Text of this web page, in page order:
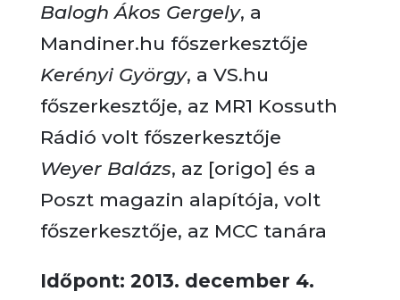
Balogh Ákos Gergely, a
Mandiner.hu főszerkesztője
Kerényi György, a VS.hu
főszerkesztője, az MR1 Kossuth
Rádió volt főszerkesztője
Weyer Balázs, az [origo] és a
Poszt magazin alapítója, volt
főszerkesztője, az MCC tanára
Időpont: 2013. december 4.